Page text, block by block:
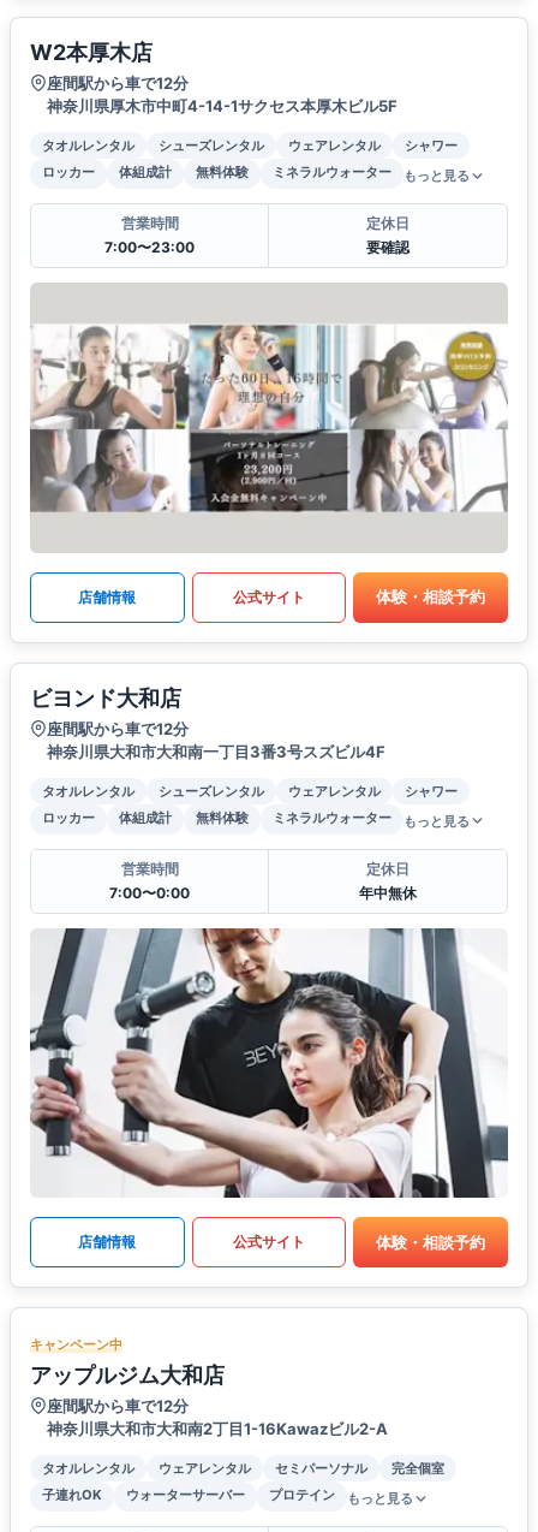
W2本厚木店
座間駅から車で12分
神奈川県厚木市中町4-14-1サクセス本厚木ビル5F
タオルレンタル シューズレンタル ウェアレンタル
シャワー
ロッカー
体組成計 無料体験 ミネラルウォーター もっと見る
営業時間
7:00〜23:00
定休日
要確認
店舗情報 公式サイト 体験・相談予約
ビヨンド大和店
座間駅から車で12分
神奈川県大和市大和南一丁目3番3号スズビル4F
タオルレンタル シューズレンタル ウェアレンタル
シャワー
ロッカー
体組成計 無料体験 ミネラルウォーター もっと見る
営業時間
7:00〜0:00
定休日
年中無休
店舗情報 公式サイト 体験・相談予約
キャンペーン中
アップルジム大和店
座間駅から車で12分
神奈川県大和市大和南2丁目1-16Kawazビル2-A
タオルレンタル ウェアレンタル セミパーソナル
完全個室
子連れOK
ウォーターサーバー プロテイン もっと見る